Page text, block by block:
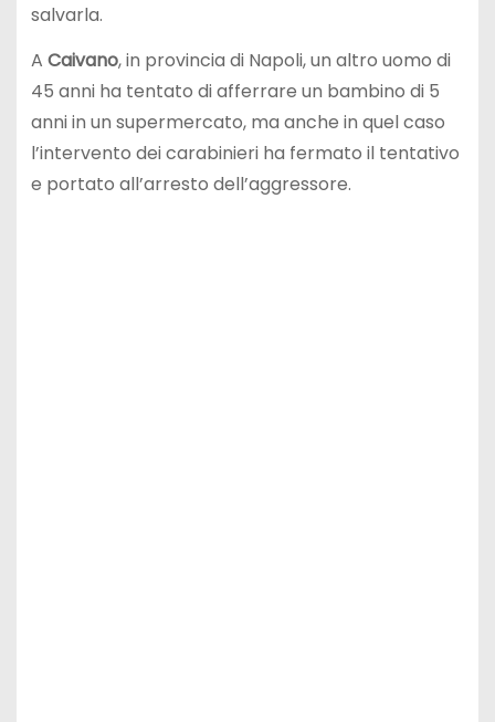
salvarla.
A Caivano, in provincia di Napoli, un altro uomo di
45 anni ha tentato di afferrare un bambino di 5
anni in un supermercato, ma anche in quel caso
l’intervento dei carabinieri ha fermato il tentativo
e portato all’arresto dell’aggressore.